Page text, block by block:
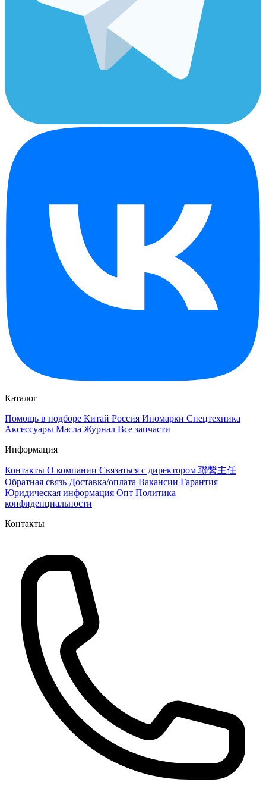
Каталог
Помощь в подборе Китай Россия Иномарки Спецтехника
Аксессуары Масла Журнал Все запчасти
Информация
Контакты О компании Связаться с директором 聯繫主任
Обратная связь Доставка/оплата Вакансии Гарантия
Юридическая информация Опт Политика
конфиденциальности
Контакты